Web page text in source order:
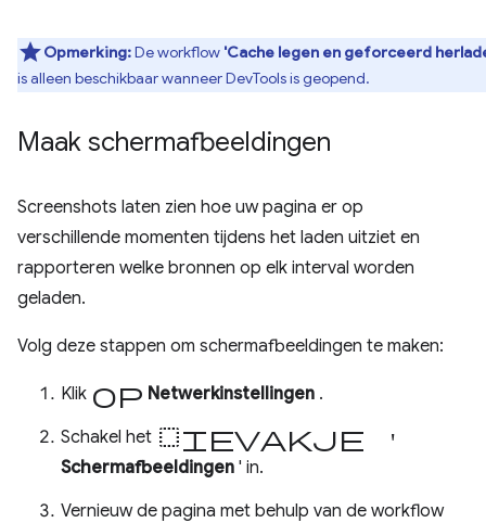
Opmerking:De workflow 'Cache legen en geforceerd
is alleen beschikbaar wanneer DevTools is geopend.
Maak schermafbeeldingen
Screenshots laten zien hoe uw pagina er op
verschillende momenten tijdens het laden uitziet en
rapporteren welke bronnen op elk interval worden
geladen.
Volg deze stappen om schermafbeeldingen te maken:
Klik op Netwerkinstellingen .
Schakel het selectievakje '
Schermafbeeldingen ' in.
Vernieuw de pagina met behulp van de workflow